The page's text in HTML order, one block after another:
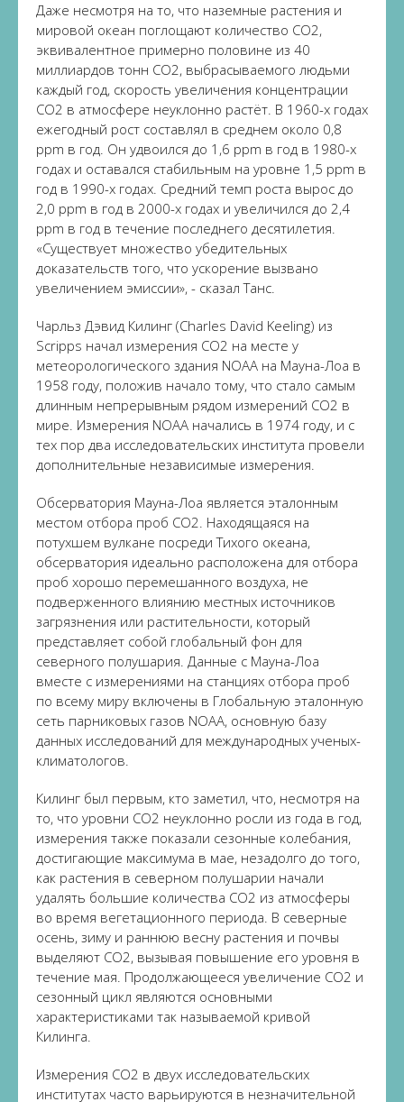
Даже несмотря на то, что наземные растения и
мировой океан поглощают количество CO2,
эквивалентное примерно половине из 40
миллиардов тонн CO2, выбрасываемого людьми
каждый год, скорость увеличения концентрации
CO2 в атмосфере неуклонно растёт. В 1960-х годах
ежегодный рост составлял в среднем около 0,8
ppm в год. Он удвоился до 1,6 ppm в год в 1980-х
годах и оставался стабильным на уровне 1,5 ppm в
год в 1990-х годах. Средний темп роста вырос до
2,0 ppm в год в 2000-х годах и увеличился до 2,4
ppm в год в течение последнего десятилетия.
«Существует множество убедительных
доказательств того, что ускорение вызвано
увеличением эмиссии», - сказал Танс.
Чарльз Дэвид Килинг (Charles David Keeling) из
Scripps начал измерения CO2 на месте у
метеорологического здания NOAA на Мауна-Лоа в
1958 году, положив начало тому, что стало самым
длинным непрерывным рядом измерений CO2 в
мире. Измерения NOAA начались в 1974 году, и с
тех пор два исследовательских института провели
дополнительные независимые измерения.
Обсерватория Мауна-Лоа является эталонным
местом отбора проб СО2. Находящаяся на
потухшем вулкане посреди Тихого океана,
обсерватория идеально расположена для отбора
проб хорошо перемешанного воздуха, не
подверженного влиянию местных источников
загрязнения или растительности, который
представляет собой глобальный фон для
северного полушария. Данные с Мауна-Лоа
вместе с измерениями на станциях отбора проб
по всему миру включены в Глобальную эталонную
сеть парниковых газов NOAA, основную базу
данных исследований для международных ученых-
климатологов.
Килинг был первым, кто заметил, что, несмотря на
то, что уровни СО2 неуклонно росли из года в год,
измерения также показали сезонные колебания,
достигающие максимума в мае, незадолго до того,
как растения в северном полушарии начали
удалять большие количества СО2 из атмосферы
во время вегетационного периода. В северные
осень, зиму и раннюю весну растения и почвы
выделяют CO2, вызывая повышение его уровня в
течение мая. Продолжающееся увеличение CO2 и
сезонный цикл являются основными
характеристиками так называемой кривой
Килинга.
Измерения CO2 в двух исследовательских
институтах часто варьируются в незначительной